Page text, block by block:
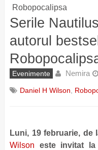
Robopocalipsa
Serile
autorul
Evenimente Nemira
Daniel H Wilson
Luni, 19 februarie, de
Wilson este invitat la